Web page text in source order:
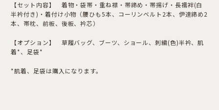
【セット内容】 着物・袋帯・重ね襟・帯締め・帯揚げ・長襦袢(白
半衿付き)・着付け小物（腰ひも5本、コーリンベルト2本、伊達締め2
本、帯枕、前板、後板、衿芯）
【オプション】 草履バッグ、ブーツ、ショール、刺繍(色)半衿、肌
着*、足袋*
*肌着、足袋は購入になります。